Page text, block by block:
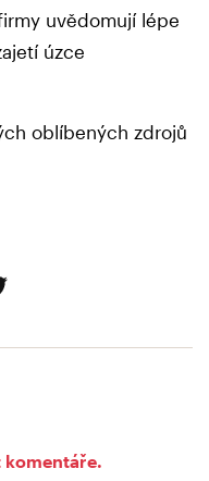
uvědomují lépe
úzce
oblíbených zdrojů
komentáře.